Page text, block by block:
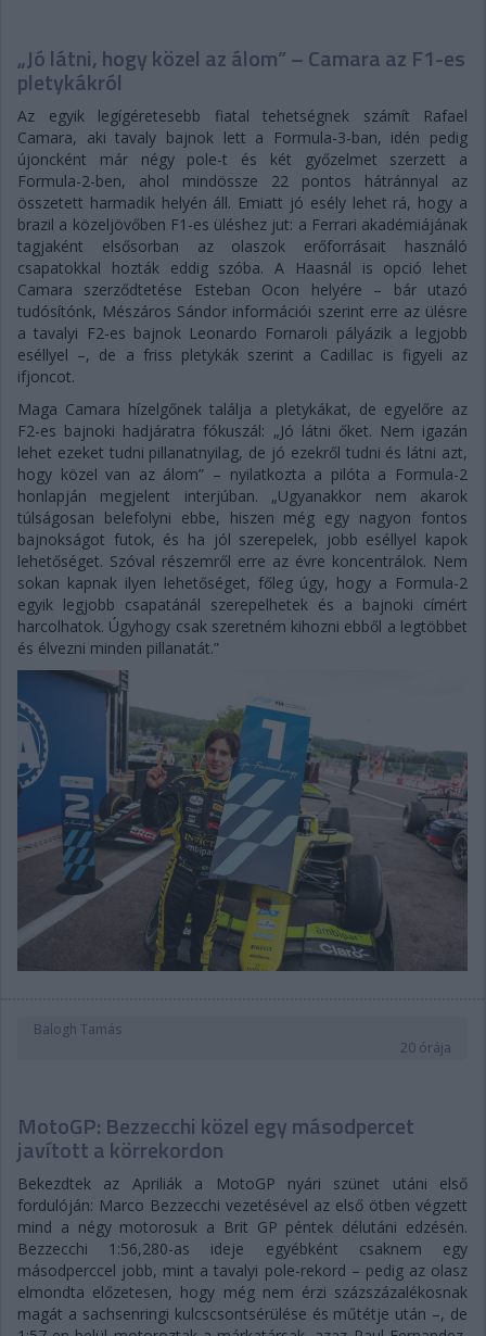
„Jó látni, hogy közel az álom” – Camara az F1-es
pletykákról
Az egyik legígéretesebb fiatal tehetségnek számít Rafael
Camara, aki tavaly bajnok lett a Formula-3-ban, idén pedig
újoncként már négy pole-t és két győzelmet szerzett a
Formula-2-ben, ahol mindössze 22 pontos hátránnyal az
összetett harmadik helyén áll. Emiatt jó esély lehet rá, hogy a
brazil a közeljövőben F1-es üléshez jut: a Ferrari akadémiájának
tagjaként elsősorban az olaszok erőforrásait használó
csapatokkal hozták eddig szóba. A Haasnál is opció lehet
Camara szerződtetése Esteban Ocon helyére – bár utazó
tudósítónk, Mészáros Sándor információi szerint erre az ülésre
a tavalyi F2-es bajnok Leonardo Fornaroli pályázik a legjobb
eséllyel –, de a friss pletykák szerint a Cadillac is figyeli az
ifjoncot.
Maga Camara hízelgőnek találja a pletykákat, de egyelőre az
F2-es bajnoki hadjáratra fókuszál: „Jó látni őket. Nem igazán
lehet ezeket tudni pillanatnyilag, de jó ezekről tudni és látni azt,
hogy közel van az álom” – nyilatkozta a pilóta a Formula-2
honlapján megjelent interjúban. „Ugyanakkor nem akarok
túlságosan belefolyni ebbe, hiszen még egy nagyon fontos
bajnokságot futok, és ha jól szerepelek, jobb eséllyel kapok
lehetőséget. Szóval részemről erre az évre koncentrálok. Nem
sokan kapnak ilyen lehetőséget, főleg úgy, hogy a Formula-2
egyik legjobb csapatánál szerepelhetek és a bajnoki címért
harcolhatok. Úgyhogy csak szeretném kihozni ebből a legtöbbet
és élvezni minden pillanatát.”
Balogh Tamás
20 órája
MotoGP: Bezzecchi közel egy másodpercet
javított a körrekordon
Bekezdtek az Apriliák a MotoGP nyári szünet utáni első
fordulóján: Marco Bezzecchi vezetésével az első ötben végzett
mind a négy motorosuk a Brit GP péntek délutáni edzésén.
Bezzecchi 1:56,280-as ideje egyébként csaknem egy
másodperccel jobb, mint a tavalyi pole-rekord – pedig az olasz
elmondta előzetesen, hogy még nem érzi százszázalékosnak
magát a sachsenringi kulcscsontsérülése és műtétje után –, de